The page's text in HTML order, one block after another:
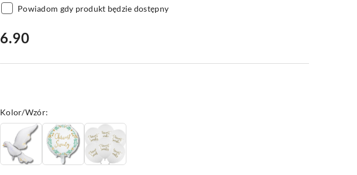
Powiadom gdy produkt będzie dostępny
cena:
6.90
Wariant
Kolor/Wzór: